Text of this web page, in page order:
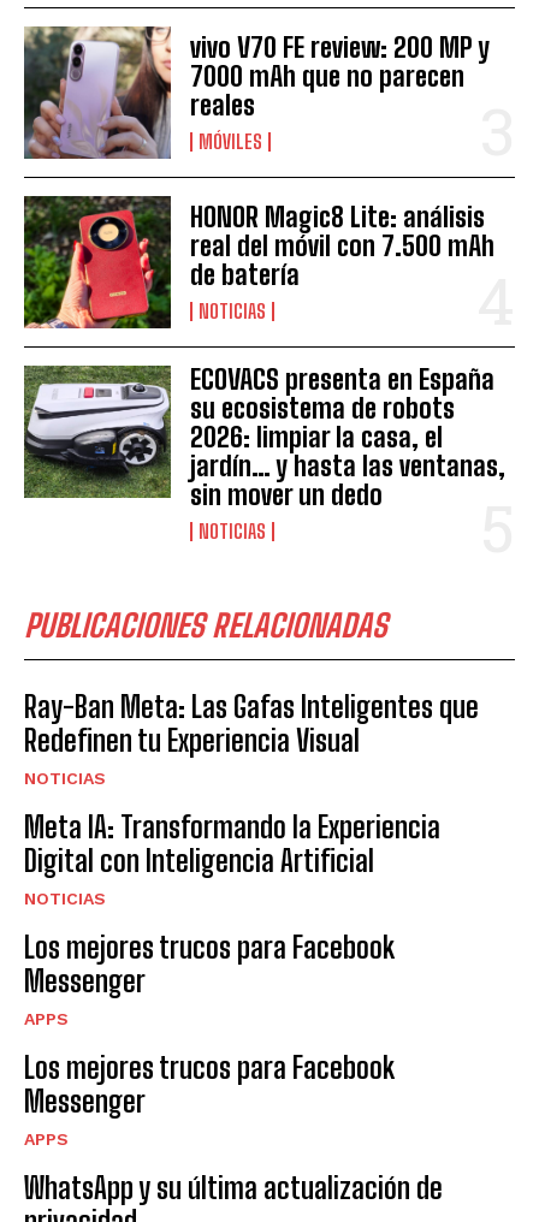
vivo V70 FE review: 200 MP y
7000 mAh que no parecen
reales
MÓVILES
HONOR Magic8 Lite: análisis
real del móvil con 7.500 mAh
de batería
NOTICIAS
ECOVACS presenta en España
su ecosistema de robots
2026: limpiar la casa, el
jardín… y hasta las ventanas,
sin mover un dedo
NOTICIAS
PUBLICACIONES RELACIONADAS
Ray-Ban Meta: Las Gafas Inteligentes que
Redefinen tu Experiencia Visual
NOTICIAS
Meta IA: Transformando la Experiencia
Digital con Inteligencia Artificial
NOTICIAS
Los mejores trucos para Facebook
Messenger
APPS
Los mejores trucos para Facebook
Messenger
APPS
WhatsApp y su última actualización de